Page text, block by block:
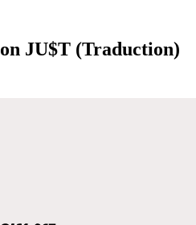
JU$T (Traduction)